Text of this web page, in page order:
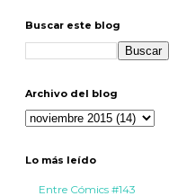
Buscar este blog
Archivo del blog
Lo más leído
Entre Cómics #143